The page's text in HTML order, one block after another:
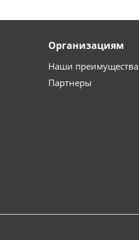
Организациям
Наши преимущества
Партнеры